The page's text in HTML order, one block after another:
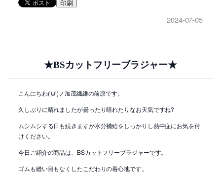
印刷
2024-07-05
★BSカットフリーブラジャー★
こんにちわ(‘ω’)ノ加茂繊維の前原です。
久しぶりに晴れましたが曇ったり晴れたりなお天気ですね?
ムシムシする日も続きますが水分補給をしっかりし熱中症にお気を付
けください。
今日ご紹介の商品は、BSカットフリーブラジャーです。
ゴムも縫い目もなくしたこだわりの着心地です。